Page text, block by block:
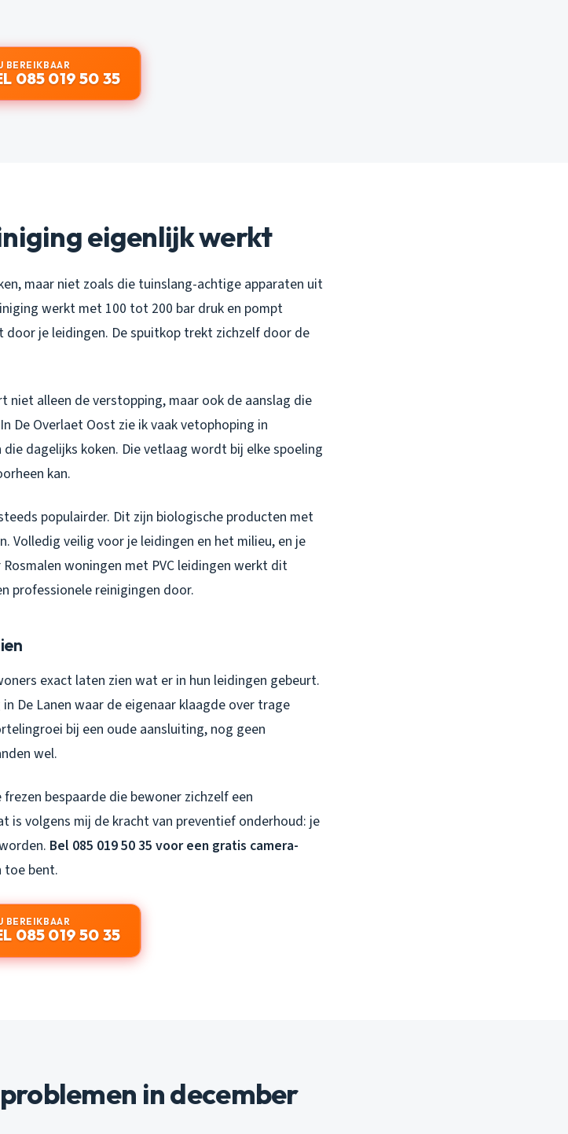
BEREIKBAAR
085 019 50 35
eigenlijk werkt
maar niet zoals die tuinslang-achtige apparaten uit
werkt met 100 tot 200 bar druk en pompt
je leidingen. De spuitkop trekt zichzelf door de
alleen de verstopping, maar ook de aanslag die
De Overlaet Oost zie ik vaak vetophoping in
dagelijks koken. Die vetlaag wordt bij elke spoeling
kan.
populairder. Dit zijn biologische producten met
Volledig veilig voor je leidingen en het milieu, en je
woningen met PVC leidingen werkt dit
professionele reinigingen door.
exact laten zien wat er in hun leidingen gebeurt.
De Lanen waar de eigenaar klaagde over trage
bij een oude aansluiting, nog geen
wel.
bespaarde die bewoner zichzelf een
is volgens mij de kracht van preventief onderhoud: je
Bel 085 019 50 35 voor een gratis camera-
toe bent.
BEREIKBAAR
085 019 50 35
in december